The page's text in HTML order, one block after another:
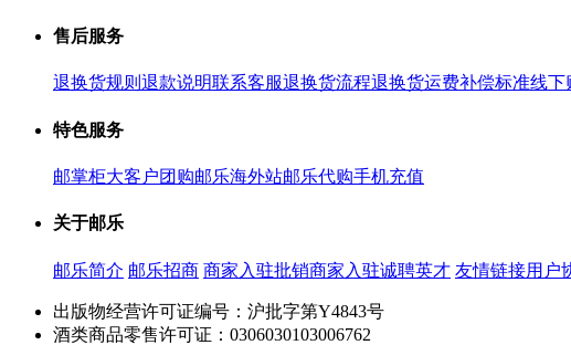
售后服务
退换货规则 退款说明联系客服退换货流程退换货运费补偿标准线下
特色服务
邮掌柜大客户团购邮乐海外站邮乐代购手机充值
关于邮乐
邮乐简介 邮乐招商 商家入驻批销商家入驻诚聘英才 友情链接用户
出版物经营许可证编号：沪批字第Y4843号
酒类商品零售许可证：0306030103006762